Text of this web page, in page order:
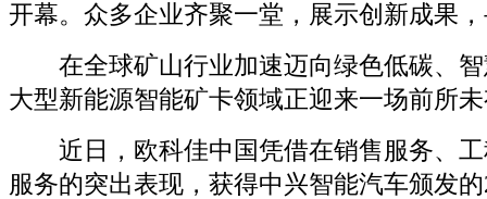
开幕。众多企业齐聚一堂，展示创新成果
在全球矿山行业加速迈向绿色低碳、智
大型新能源智能矿卡领域正迎来一场前所
近日，欧科佳中国凭借在销售服务、工
服务的突出表现，获得中兴智能汽车颁发